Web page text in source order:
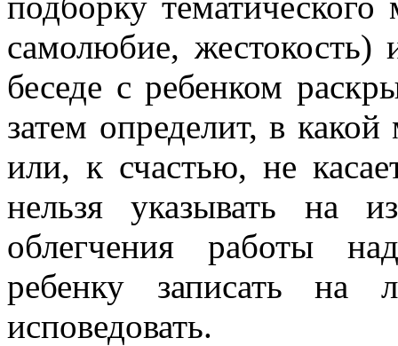
самолюбие, жестокость)
беседе с ребенком
затем определит, в
или, к счастью, не
нельзя указывать на
облегчения работы
ребенку записать на
исповедовать.